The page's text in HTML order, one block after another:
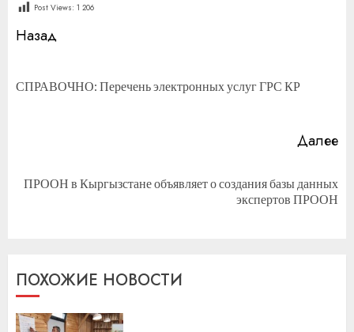
Post Views: 1 206
Продолжить
Назад
СПРАВОЧНО: Перечень электронных услуг ГРС КР
Далее
Следующая
ПРООН в Кыргызстане объявляет о создания базы данных
экспертов ПРООН
ПОХОЖИЕ НОВОСТИ